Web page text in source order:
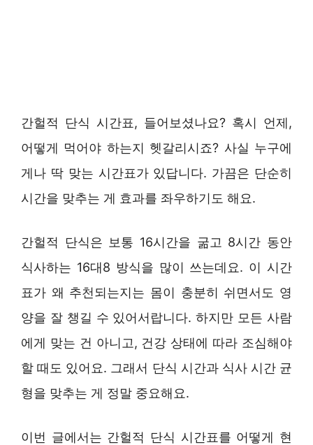
간헐적 단식 시간표, 들어보셨나요? 혹시 언제,
어떻게 먹어야 하는지 헷갈리시죠? 사실 누구에
게나 딱 맞는 시간표가 있답니다. 가끔은 단순히
시간을 맞추는 게 효과를 좌우하기도 해요.
간헐적 단식은 보통 16시간을 굶고 8시간 동안
식사하는 16대8 방식을 많이 쓰는데요. 이 시간
표가 왜 추천되는지는 몸이 충분히 쉬면서도 영
양을 잘 챙길 수 있어서랍니다. 하지만 모든 사람
에게 맞는 건 아니고, 건강 상태에 따라 조심해야
할 때도 있어요. 그래서 단식 시간과 식사 시간 균
형을 맞추는 게 정말 중요해요.
이번 글에서는 간헐적 단식 시간표를 어떻게 현